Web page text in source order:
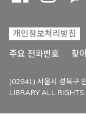
개인정보처리방침
주요 전화번호
찾
(02841) 서울시 성북구
LIBRARY ALL RIGHTS